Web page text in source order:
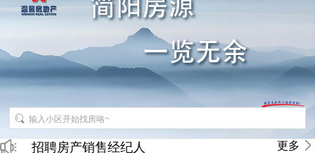
招聘房产销售经纪人 更多